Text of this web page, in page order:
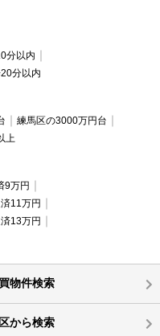
分以内
分以内
練馬区の3000万円台
上
9万円
11万円
13万円
物件検索
から検索